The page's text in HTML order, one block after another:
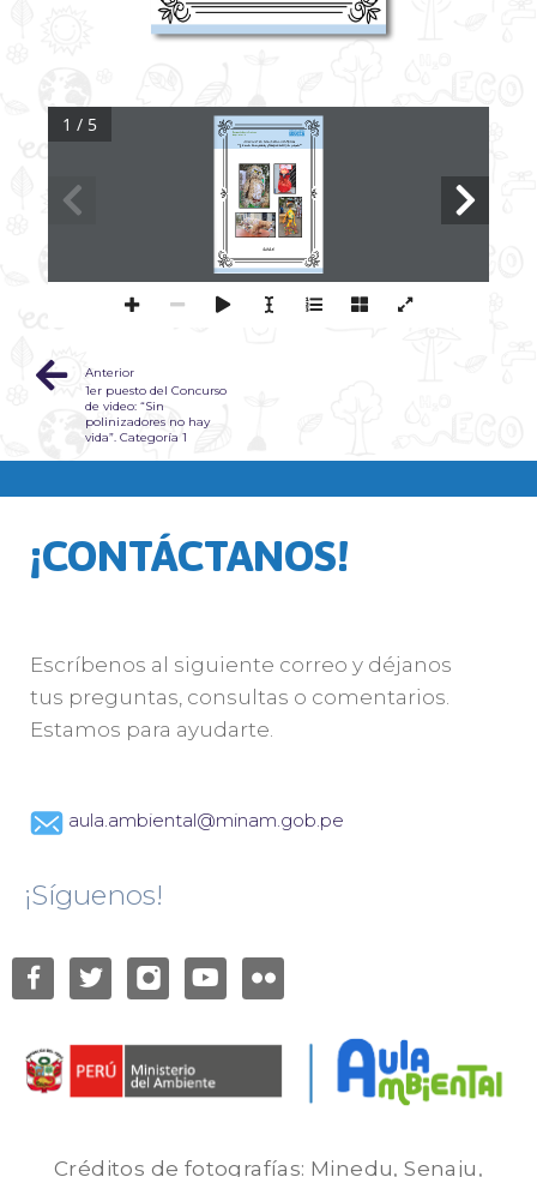
Concurso de esculturas ecológicas
“Loma limpia, Naturaleza viva”
Parque Ecológico Nacional
2025
1 / 5
Anterior
1er puesto del Concurso
de video: “Sin
polinizadores no hay
vida”. Categoría 1
¡CONTÁCTANOS!
Escríbenos al siguiente correo y déjanos
tus preguntas, consultas o comentarios.
Estamos para ayudarte.
aula.ambiental@minam.gob.pe
¡Síguenos!
Créditos de fotografías: Minedu, Senaju,